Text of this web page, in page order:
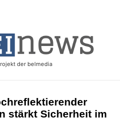
stärkt Sicherheit im